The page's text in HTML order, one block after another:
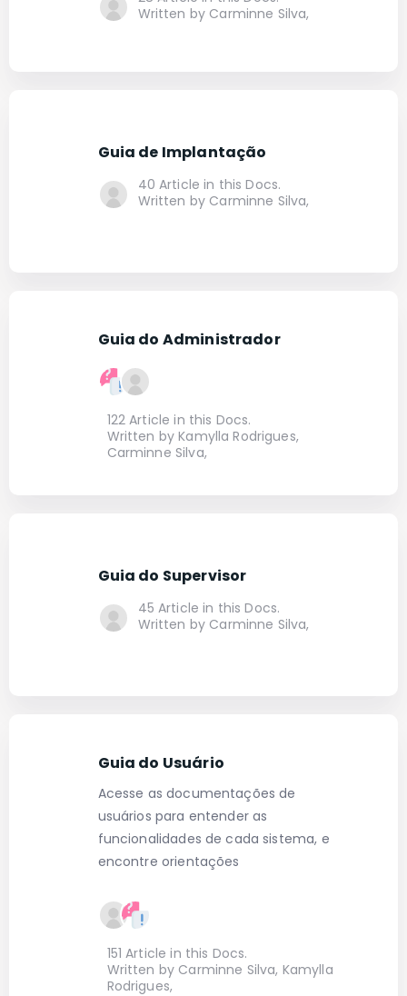
Written by Carminne Silva,
Guia de Implantação
40 Article in this Docs.
Written by Carminne Silva,
Guia do Administrador
122 Article in this Docs.
Written by Kamylla Rodrigues,
Carminne Silva,
Guia do Supervisor
45 Article in this Docs.
Written by Carminne Silva,
Guia do Usuário
Acesse as documentações de
usuários para entender as
funcionalidades de cada sistema, e
encontre orientações
151 Article in this Docs.
Written by Carminne Silva, Kamylla
Rodrigues,